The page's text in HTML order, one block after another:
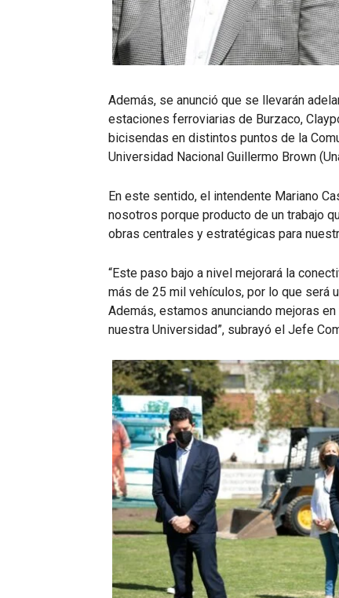
Además, se anunció que se llevarán
estaciones ferroviarias de Burzaco,
bicisendas en distintos puntos de la
Universidad Nacional Guillermo Brown
En este sentido, el intendente Mariano
nosotros porque producto de un trabajo
obras centrales y estratégicas para
“Este paso bajo a nivel mejorará la
más de 25 mil vehículos, por lo que será
Además, estamos anunciando mejoras
nuestra Universidad”, subrayó el Jefe